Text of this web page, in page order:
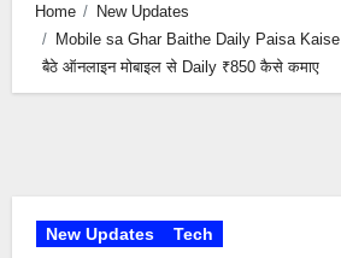
Home
New Updates
Mobile sa Ghar Baithe Daily Paisa
बैठे ऑनलाइन मोबाइल से Daily ₹850 कैसे कमाए
New Updates Tech